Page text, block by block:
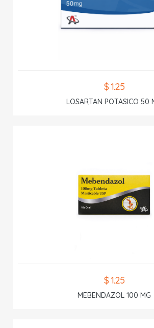
$ 1.25
LOSARTAN POTASICO 50
$ 1.25
MEBENDAZOL 100 MG